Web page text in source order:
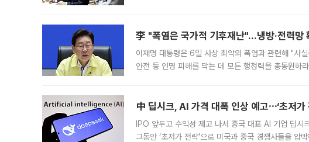
李 "폭염은 국가적 기후재난"…냉방·전력망
이재명 대통령은 6일 사상 최악의 폭염과 관련해 "사
안전 등 인명 피해를 막는 데 모든 행정력을 총동원하
中 딥시크, AI 가격 대폭 인상 예고⋯‘초저가
IPO 앞두고 수익성 제고 나서 중국 대표 AI 기업 딥
그동안 ‘초저가 전략’으로 미국과 중국 경쟁사들을 압